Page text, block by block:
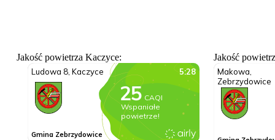
Jakość powietrza Kaczyce: Jakość